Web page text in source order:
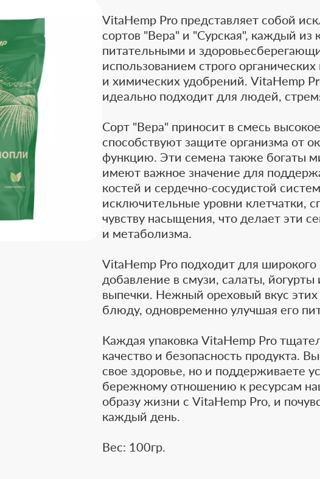
VitaHemp Pro представляет собой
сортов "Вера" и "Сурская", каждый
питательными и
использованием строго
и химических удобрений. VitaHemp
идеально подходит для людей,
Сорт "Вера" приносит в смесь
способствуют защите организма от
функцию. Эти семена также богаты
имеют важное значение для
костей и сердечно-сосудистой
исключительные уровни клетчатки,
чувству насыщения, что делает эти
и метаболизма.
VitaHemp Pro подходит для
добавление в смузи, салаты,
выпечки. Нежный ореховый вкус
блюду, одновременно улучшая его
Каждая упаковка VitaHemp Pro
качество и безопасность продукта.
свое здоровье, но и поддерживаете
бережному отношению к ресурсам
образу жизни с VitaHemp Pro, и
каждый день.
Вес: 100гр.